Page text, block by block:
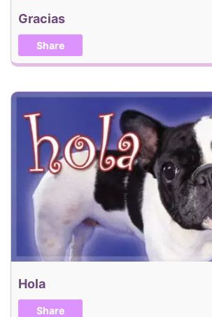
Gracias
Share
Hola
Share